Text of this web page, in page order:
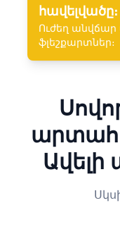
հավելվածը։
Ուժեղ
ֆլեշքարտներ։